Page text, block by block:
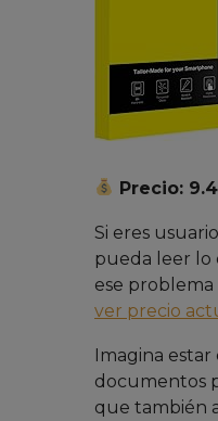
Precio:
Si eres
pueda leer lo
ese
ver precio
Imagina
documentos
que también